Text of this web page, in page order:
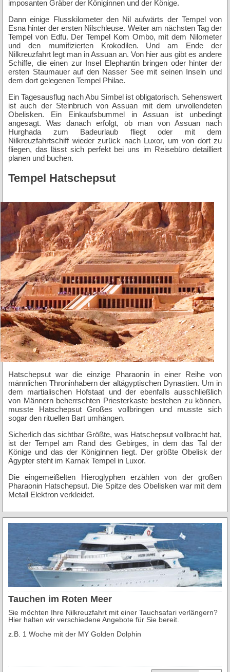
imposanten Gräber der Königinnen und der Könige.
Dann einige Flusskilometer den Nil aufwärts der Tempel von
Esna hinter der ersten Nilschleuse. Weiter am nächsten Tag der
Tempel von Edfu. Der Tempel Kom Ombo, mit dem Nilometer
und den mumifizierten Krokodilen. Und am Ende der
Nilkreuzfahrt legt man in Assuan an. Von hier aus gibt es andere
Schiffe, die einen zur Insel Elephantin bringen oder hinter der
ersten Staumauer auf den Nasser See mit seinen Inseln und
dem dort gelegenen Tempel Philae.
Ein Tagesausflug nach Abu Simbel ist obligatorisch. Sehenswert
ist auch der Steinbruch von Assuan mit dem unvollendeten
Obelisken. Ein Einkaufsbummel in Assuan ist unbedingt
angesagt. Was danach erfolgt, ob man von Assuan nach
Hurghada zum Badeurlaub fliegt oder mit dem
Nilkreuzfahrtschiff wieder zurück nach Luxor, um von dort zu
fliegen, das lässt sich perfekt bei uns im Reisebüro detailliert
planen und buchen.
Tempel Hatschepsut
Hatschepsut war die einzige Pharaonin in einer Reihe von
männlichen Throninhabern der altägyptischen Dynastien. Um in
dem martialischen Hofstaat und der ebenfalls ausschließlich
von Männern beherrschten Priesterkaste bestehen zu können,
musste Hatschepsut Großes vollbringen und musste sich
sogar den rituellen Bart umhängen.
Sicherlich das sichtbar Größte, was Hatschepsut vollbracht hat,
ist der Tempel am Rand des Gebirges, in dem das Tal der
Könige und das der Königinnen liegt. Der größte Obelisk der
Ägypter steht im Karnak Tempel in Luxor.
Die eingemeißelten Hieroglyphen erzählen von der großen
Pharaonin Hatschepsut. Die Spitze des Obelisken war mit dem
Metall Elektron verkleidet.
Tauchen im Roten Meer
Sie möchten Ihre Nilkreuzfahrt mit einer Tauchsafari verlängern?
Hier halten wir verschiedene Angebote für Sie bereit.
z.B. 1 Woche mit der MY Golden Dolphin